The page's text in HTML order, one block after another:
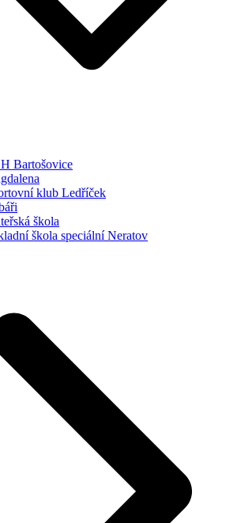
Bartošovice
klub Ledříček
škola
škola speciální Neratov